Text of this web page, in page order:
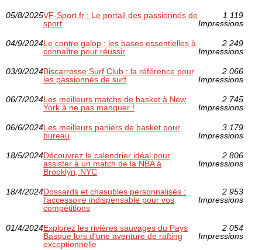
05/8/2025VF-Sport.fr : Le portail des passionnés de
sport
1 119
Impressions
04/9/2024Le contre galop : les bases essentielles à
connaître pour réussir
2 249
Impressions
03/9/2024Biscarrosse Surf Club : la référence pour
les passionnés de surf
2 066
Impressions
06/7/2024Les meilleurs matchs de basket à New
York à ne pas manquer !
2 745
Impressions
06/6/2024Les meilleurs paniers de basket pour
bureau
3 179
Impressions
18/5/2024Découvrez le calendrier idéal pour
assister à un match de la NBA à
Brooklyn, NYC
2 806
Impressions
18/4/2024Dossards et chasubles personnalisés :
l'accessoire indispensable pour vos
compétitions
2 953
Impressions
01/4/2024Explorez les rivières sauvages du Pays
Basque lors d'une aventure de rafting
exceptionnelle
2 054
Impressions